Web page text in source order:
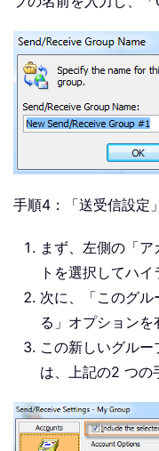
手順4：「送受信設定
まず、左側の「
トを選択してハイ
次に、「このグ
る」オプションを
この新しいグル
は、上記の2 つの